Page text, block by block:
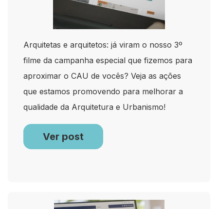
Arquitetas e arquitetos: já viram o nosso 3º
filme da campanha especial que fizemos para
aproximar o CAU de vocês? Veja as ações
que estamos promovendo para melhorar a
qualidade da Arquitetura e Urbanismo!
Ver post